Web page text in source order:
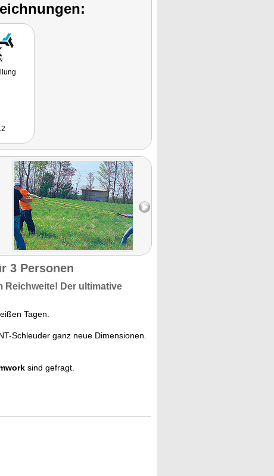
3 Personen
Reichweite! Der ultimative
Tagen.
Schleuder ganz neue Dimensionen.
sind gefragt.